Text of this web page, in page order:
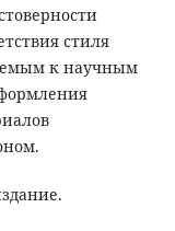
стиля
к научным